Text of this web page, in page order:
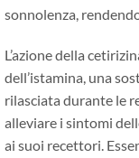
sonnolenza,
L’azione della
dell’istamina, una
rilasciata durante le
alleviare i sintomi
ai suoi recettori.